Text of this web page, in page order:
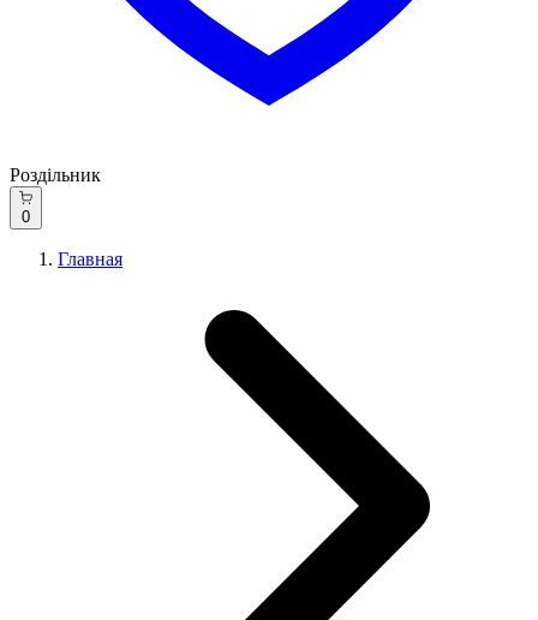
Роздільник
0
Главная